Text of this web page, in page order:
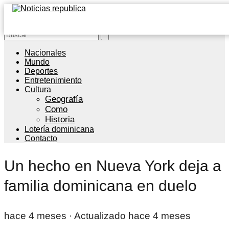
Nacionales
Mundo
Deportes
Entretenimiento
Cultura
Geografía
Como
Historia
Lotería dominicana
Contacto
Un hecho en Nueva York deja a
familia dominicana en duelo
hace 4 meses · Actualizado hace 4 meses